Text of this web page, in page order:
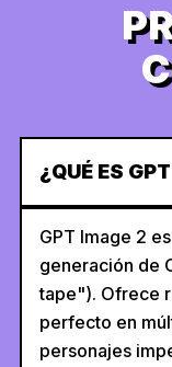
¿QUÉ ES
GPT Image 2
generación de
tape"). Ofrece
perfecto en
personajes